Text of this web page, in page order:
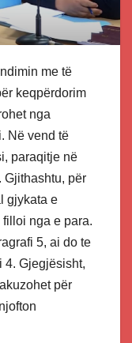
me të
keqpërdorim
nga
Në vend të
paraqitje në
Gjithashtu, për
gjykata e
nga e para.
5, ai do te
4. Gjegjësisht,
për